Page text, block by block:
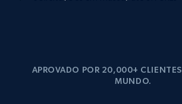
APROVADO POR 20,000+
MUNDO.